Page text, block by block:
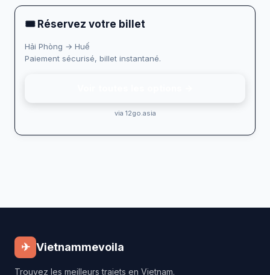
🎟 Réservez votre billet
Hải Phòng → Huế
Paiement sécurisé, billet instantané.
via 12go.asia
✈ Vietnammevoila
Trouvez les meilleurs trajets en Vietnam.